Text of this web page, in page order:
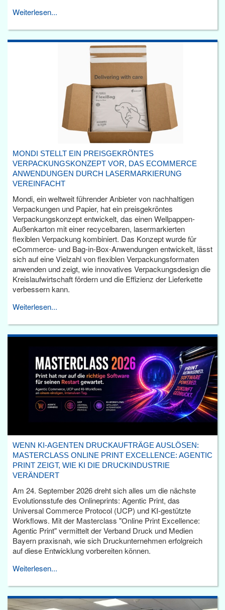
Weiterlesen...
MONDI STELLT EIN PREISGEKRÖNTES
VERPACKUNGSKONZEPT VOR, DAS ECOMMERCE
ANWENDUNGEN DURCH LASERMARKIERUNG
VEREINFACHT
Mondi, ein weltweit führender Anbieter von nachhaltigen
Verpackungen und Papier, hat ein preisgekröntes
Verpackungskonzept entwickelt, das einen Wellpappen-
Außenkarton mit einer recycelbaren, lasermarkierten
flexiblen Verpackung kombiniert. Das Konzept wurde für
eCommerce- und Bag-in-Box-Anwendungen entwickelt, lässt
sich auf eine Vielzahl von flexiblen Verpackungsformaten
anwenden und zeigt, wie innovatives Verpackungsdesign die
Kreislaufwirtschaft fördern und die Effizienz der Lieferkette
verbessern kann.
Weiterlesen...
WENN KI-AGENTEN DRUCKAUFTRÄGE AUSLÖSEN:
MASTERCLASS ONLINE PRINT EXCELLENCE: AGENTIC
PRINT ZEIGT, WIE KI DIE DRUCKINDUSTRIE
VERÄNDERT
Am 24. September 2026 dreht sich alles um die nächste
Evolutionsstufe des Onlineprints: Agentic Print, das
Universal Commerce Protocol (UCP) und KI-gestützte
Workflows. Mit der Masterclass "Online Print Excellence:
Agentic Print" vermittelt der Verband Druck und Medien
Bayern praxisnah, wie sich Druckunternehmen erfolgreich
auf diese Entwicklung vorbereiten können.
Weiterlesen...